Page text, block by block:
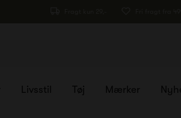
Livsstil Tøj Mærker